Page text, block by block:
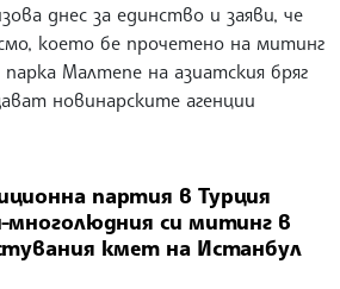
днес за единство и заяви, че
което бе прочетено на митинг
Малтепе на азиатския бряг
новинарските агенции
партия в Турция
многолюдния си митинг в
кмет на Истанбул